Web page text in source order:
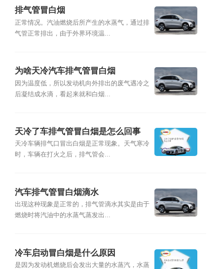
排气管冒白烟
正常情况。汽油燃烧后所产生的水蒸气，通过排
气管正常排出，由于外界环境温...
为啥天冷汽车排气管冒白烟
因为温度低，所以发动机向外排出的废气遇冷之
后凝结成水滴，看起来就和白烟...
天冷了车排气管冒白烟是怎么回事
天冷车辆排气口冒出白烟是正常现象。天气寒冷
时，车辆在打火之后，排气管会...
汽车排气管冒白烟滴水
出现这种现象是正常的，排气管滴水其实是由于
燃烧时将汽油中的水蒸气蒸发出...
冷车启动冒白烟是什么原因
是因为发动机燃烧后会发出大量的水蒸汽，水蒸